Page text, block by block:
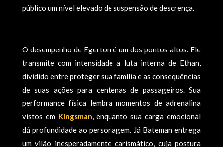
público um nível elevado de suspensão de descrença.
O desempenho de Egerton é um dos pontos altos. Ele
transmite com intensidade a luta interna de Ethan,
dividido entre proteger sua família e as consequências
de suas ações para centenas de passageiros. Sua
performance física lembra momentos de adrenalina
vistos em Kingsman, enquanto sua carga emocional
dá profundidade ao personagem. Já Bateman entrega
um vilão inesperadamente carismático, cuja postura